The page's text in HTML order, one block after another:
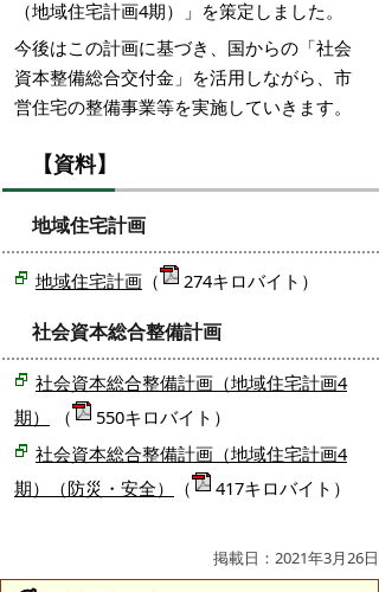
（地域住宅計画4期）」を策定しました。
今後はこの計画に基づき、国からの「社会
資本整備総合交付金」を活用しながら、市
営住宅の整備事業等を実施していきます。
【資料】
地域住宅計画
地域住宅計画 （ 274キロバイト）
社会資本総合整備計画
社会資本総合整備計画（地域住宅計画4
期）
（
550キロバイト）
社会資本総合整備計画（地域住宅計画4
期）（防災・安全）
（ 417キロバイト）
掲載日：2021年3月26日